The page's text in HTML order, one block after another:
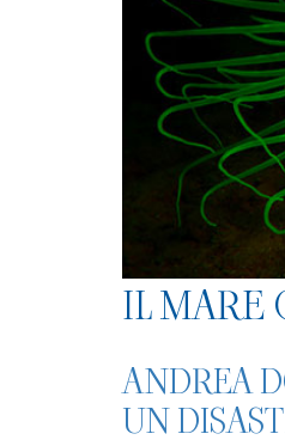
IL MARE
ANDREA
UN